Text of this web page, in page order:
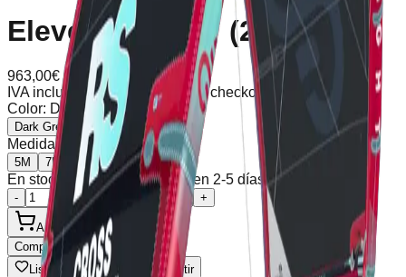
Eleveight RSV7 (2024)
963,00€
IVA incluido
Envío calculado en checkout
Color: Dark Green
Dark Green Orange
Medida: 5M
5M 7M
En stock (3 unidades), envío en 2-5 días
- +
Añadir al Carrito
Comprar Ahora
Lista de Deseos
Compartir